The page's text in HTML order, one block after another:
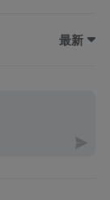
最新